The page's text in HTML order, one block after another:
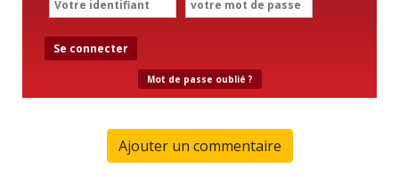
Se connecter
Mot de passe oublié ?
Ajouter un commentaire